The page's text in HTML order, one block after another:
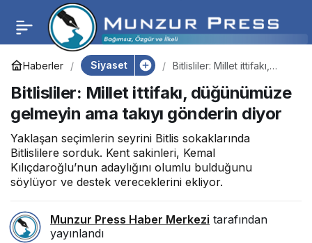
Haberler Siyaset
Bitlisliler: Millet ittifakı,
ama takıyı gönderin diyor
Bitlisliler: Millet ittifakı, düğünümüze
gelmeyin ama takıyı gönderin diyor
Yaklaşan seçimlerin seyrini Bitlis sokaklarında
Bitlislilere sorduk. Kent sakinleri, Kemal
Kılıçdaroğlu’nun adaylığını olumlu bulduğunu
söylüyor ve destek vereceklerini ekliyor.
Munzur Press Haber Merkezi tarafından
yayınlandı
Dersimli 3 bin kadın
“Hükümet İstifa”
sloganlarıyla yürüdü
0 Paylaş